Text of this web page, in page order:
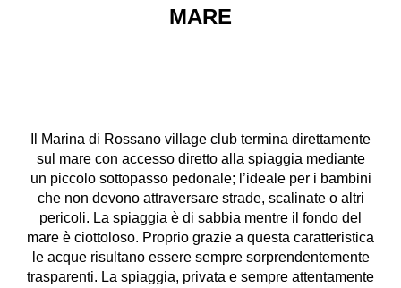
MARE
Il Marina di Rossano village club termina direttamente
sul mare con accesso diretto alla spiaggia mediante
un piccolo sottopasso pedonale; l’ideale per i bambini
che non devono attraversare strade, scalinate o altri
pericoli. La spiaggia è di sabbia mentre il fondo del
mare è ciottoloso. Proprio grazie a questa caratteristica
le acque risultano essere sempre sorprendentemente
trasparenti. La spiaggia, privata e sempre attentamente